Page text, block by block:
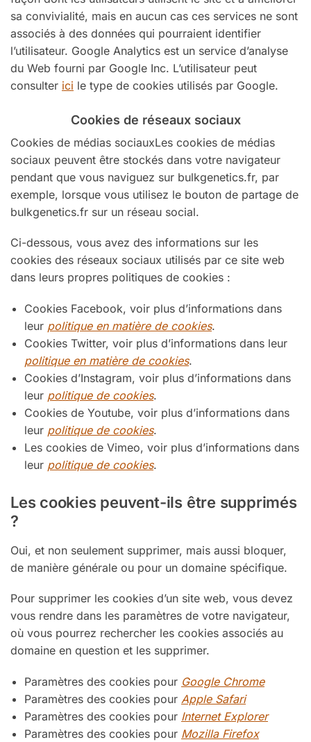
sa convivialité, mais en aucun cas ces services ne sont
associés à des données qui pourraient identifier
l’utilisateur. Google Analytics est un service d’analyse
du Web fourni par Google Inc. L’utilisateur peut
consulter ici le type de cookies utilisés par Google.
Cookies de réseaux sociaux
Cookies de médias sociauxLes cookies de médias
sociaux peuvent être stockés dans votre navigateur
pendant que vous naviguez sur bulkgenetics.fr, par
exemple, lorsque vous utilisez le bouton de partage de
bulkgenetics.fr sur un réseau social.
Ci-dessous, vous avez des informations sur les
cookies des réseaux sociaux utilisés par ce site web
dans leurs propres politiques de cookies :
Cookies Facebook, voir plus d’informations dans
leur politique en matière de cookies.
Cookies Twitter, voir plus d’informations dans leur
politique en matière de cookies.
Cookies d’Instagram, voir plus d’informations dans
leur politique de cookies.
Cookies de Youtube, voir plus d’informations dans
leur politique de cookies.
Les cookies de Vimeo, voir plus d’informations dans
leur politique de cookies.
Les cookies peuvent-ils être supprimés
?
Oui, et non seulement supprimer, mais aussi bloquer,
de manière générale ou pour un domaine spécifique.
Pour supprimer les cookies d’un site web, vous devez
vous rendre dans les paramètres de votre navigateur,
où vous pourrez rechercher les cookies associés au
domaine en question et les supprimer.
Paramètres des cookies pour Google Chrome
Paramètres des cookies pour Apple Safari
Paramètres des cookies pour Internet Explorer
Paramètres des cookies pour Mozilla Firefox